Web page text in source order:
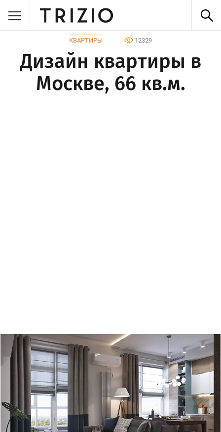
КВАРТИРЫ 12329
Дизайн квартиры в
Москве, 66 кв.м.